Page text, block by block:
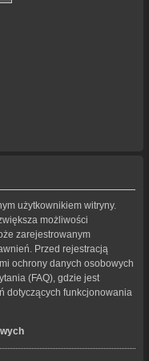
użytkownikiem witryny.
możliwości
zarejestrowanym
Przed rejestracją
ochrony danych osobowych
(FAQ), gdzie jest
dotyczących funkcjonowania